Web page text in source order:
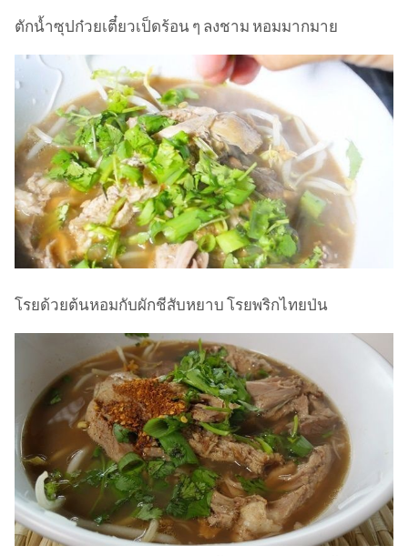
ตักน้ำซุปก๋วยเตี๋ยวเป็ดร้อน ๆ ลงชาม หอมมากมาย
โรยด้วยต้นหอมกับผักชีสับหยาบ โรยพริกไทยป่น